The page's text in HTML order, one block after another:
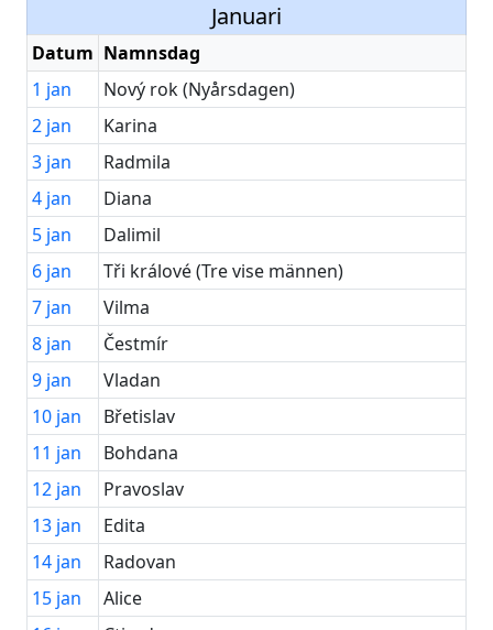
Januari
Datum Namnsdag
1 jan
Nový rok (Nyårsdagen)
2 jan
Karina
3 jan
Radmila
4 jan
Diana
5 jan
Dalimil
6 jan
Tři králové (Tre vise männen)
7 jan
Vilma
8 jan
Čestmír
9 jan
Vladan
10 jan
Břetislav
11 jan
Bohdana
12 jan
Pravoslav
13 jan
Edita
14 jan
Radovan
15 jan
Alice